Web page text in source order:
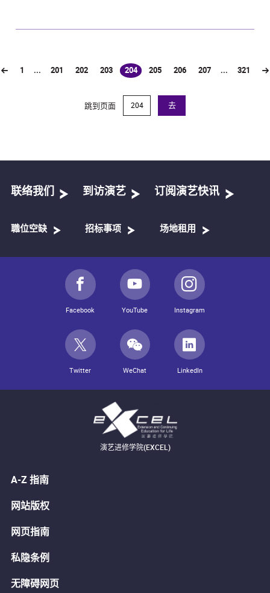
1 ... 201 202 203 204
(current)205 206 207 ... 321
跳到页面 去
联络我们 到访演艺 订阅演艺快讯
職位空缺 招标事项 场地租用
Facebook YouTube Instagram
Twitter WeChat LinkedIn
演艺进修学院(EXCEL)
A-Z 指南
网站版权
网页指南
私隐条例
无障碍网页